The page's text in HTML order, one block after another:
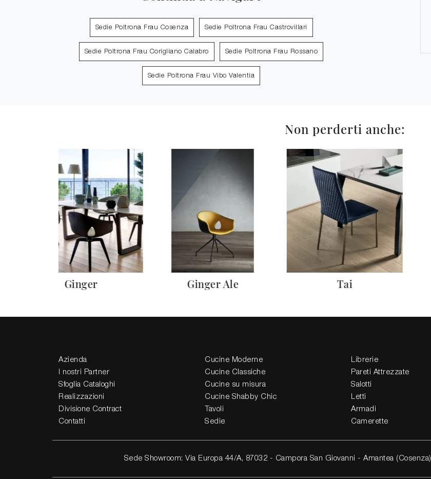
Sedie Poltrona Frau Cosenza Sedie Poltrona Frau Castrovillari
Sedie Poltrona Frau Corigliano Calabro Sedie Poltrona Frau Rossano
Sedie Poltrona Frau Vibo Valentia
Non perderti anche:
Ginger Ginger Ale Tai
Azienda
I nostri Partner
Sfoglia Cataloghi
Realizzazioni
Divisione Contract
Contatti
Cucine Moderne
Cucine Classiche
Cucine su misura
Cucine Shabby Chic
Tavoli
Sedie
Librerie
Pareti Attrezzate
Salotti
Letti
Armadi
Camerette
Sede Showroom: Via Europa 44/A, 87032 - Campora San Giovanni - Amantea (Cosenza)